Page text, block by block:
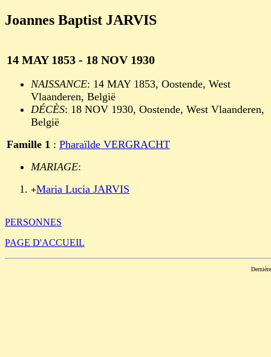
Joannes Baptist JARVIS
14 MAY 1853 - 18 NOV 1930
NAISSANCE: 14 MAY 1853, Oostende, West
Vlaanderen, België
DÉCÈS: 18 NOV 1930, Oostende, West Vlaanderen,
België
Famille 1 : Pharaïlde VERGRACHT
MARIAGE:
+Maria Lucia JARVIS
PERSONNES
PAGE D'ACCUEIL